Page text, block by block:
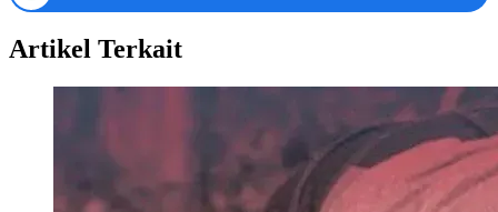
Artikel Terkait